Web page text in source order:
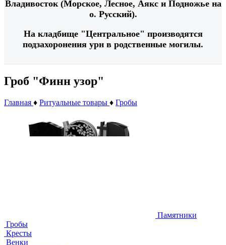
Владивосток (Морское, Лесное, Аякс и Подножье на
о. Русский).
На кладбище "Центральное" производятся
подзахоронения урн в родственные могилы.
Гроб "Финн узор"
Главная ♦ Ритуальные товары ♦ Гробы
Памятники
Гробы
Кресты
Венки